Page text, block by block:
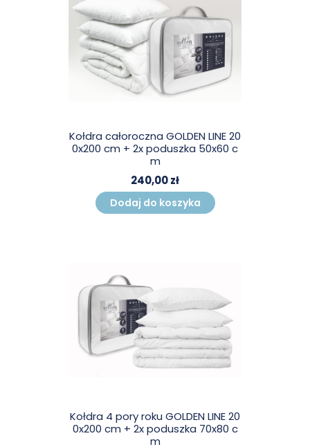
Kołdra całoroczna GOLDEN LINE 20
0x200 cm + 2x poduszka 50x60 c
m
240,00 zł
Dodaj do koszyka
Kołdra 4 pory roku GOLDEN LINE 20
0x200 cm + 2x poduszka 70x80 c
m